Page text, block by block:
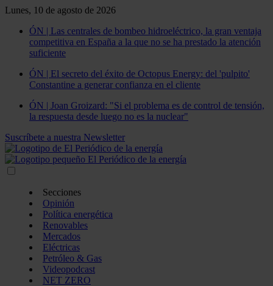
Lunes, 10 de agosto de 2026
ÓN | Las centrales de bombeo hidroeléctrico, la gran ventaja
competitiva en España a la que no se ha prestado la atención
suficiente
ÓN | El secreto del éxito de Octopus Energy: del 'pulpito'
Constantine a generar confianza en el cliente
ÓN | Joan Groizard: "Si el problema es de control de tensión,
la respuesta desde luego no es la nuclear"
Suscríbete a nuestra Newsletter
Secciones
Opinión
Política energética
Renovables
Mercados
Eléctricas
Petróleo & Gas
Videopodcast
NET ZERO